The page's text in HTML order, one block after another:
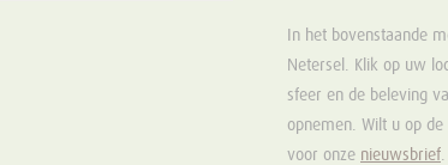
In het bovenstaande
Netersel. Klik op uw
sfeer en de beleving
opnemen. Wilt u op
voor onze nieuwsbrief.